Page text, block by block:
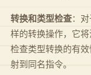
转换和类型检查：
样的转换操作，它
检查类型转换的有
射到同名指令。